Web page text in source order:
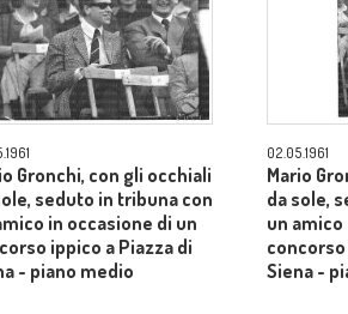
Gronchi, con gli occhiali
seduto in tribuna con
in occasione di un
ippico a Piazza di
- piano medio
02.05.1961
Mario
da sole,
un
Siena -